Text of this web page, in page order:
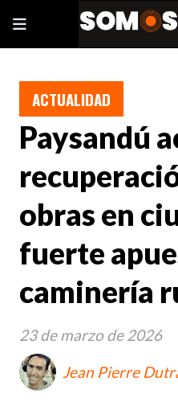
Paysandú
obras en
fuerte
caminería
ACTUALIDAD
23 de marzo de 2026
Jean Pierre